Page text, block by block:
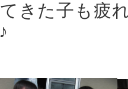
きた子も疲